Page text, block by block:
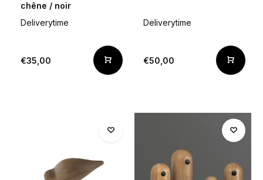
chêne / noir
Deliverytime
€35,00
Deliverytime
€50,00